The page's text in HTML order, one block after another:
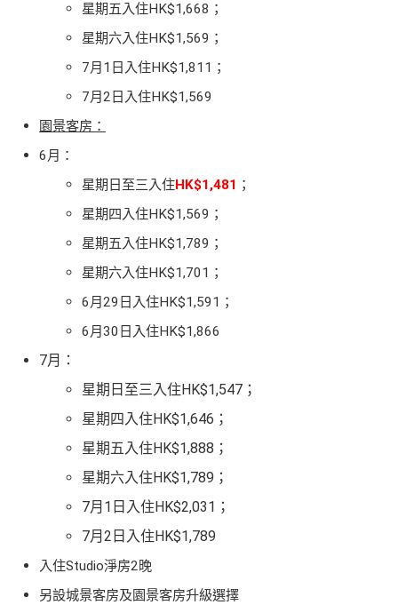
星期五入住HK$1,668；
星期六入住HK$1,569；
7月1日入住HK$1,811；
7月2日入住HK$1,569
園景客房：
6月：
星期日至三入住HK$1,481 ；
星期四入住HK$1,569；
星期五入住HK$1,789；
星期六入住HK$1,701；
6月29日入住HK$1,591；
6月30日入住HK$1,866
7月：
星期日至三入住HK$1,547；
星期四入住HK$1,646；
星期五入住HK$1,888；
星期六入住HK$1,789；
7月1日入住HK$2,031；
7月2日入住HK$1,789
入住Studio淨房2晚
另設城景客房及園景客房升級選擇